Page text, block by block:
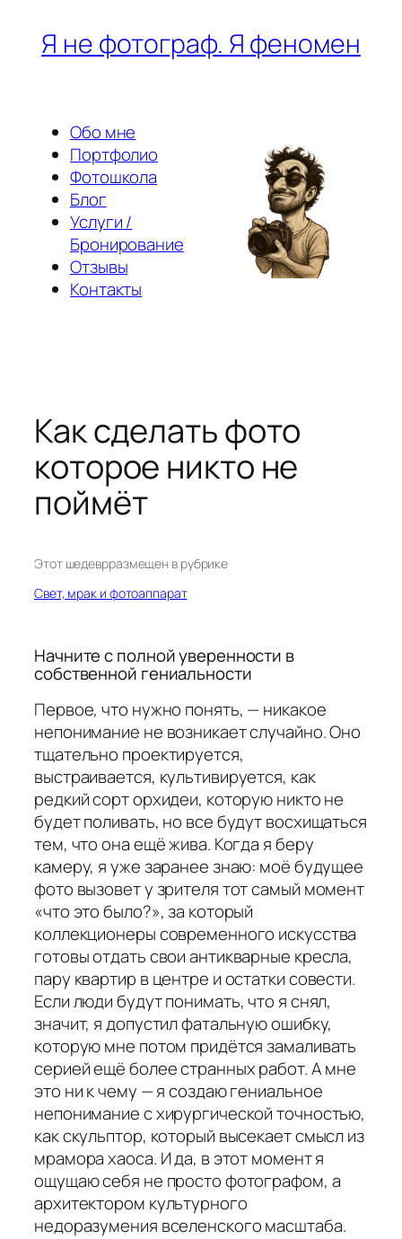
ПерейтиЯ не фотограф. Я феномен
Обо мне
Портфолио
Фотошкола
Блог
Услуги /
Бронирование
Отзывы
Контакты
Как сделать фото
которое никто не
поймёт
Этот шедеврразмещен в рубрике
Свет, мрак и фотоаппарат
Начните с полной уверенности в
собственной гениальности
Первое, что нужно понять, — никакое
непонимание не возникает случайно. Оно
тщательно проектируется,
выстраивается, культивируется, как
редкий сорт орхидеи, которую никто не
будет поливать, но все будут восхищаться
тем, что она ещё жива. Когда я беру
камеру, я уже заранее знаю: моё будущее
фото вызовет у зрителя тот самый момент
«что это было?», за который
коллекционеры современного искусства
готовы отдать свои антикварные кресла,
пару квартир в центре и остатки совести.
Если люди будут понимать, что я снял,
значит, я допустил фатальную ошибку,
которую мне потом придётся замаливать
серией ещё более странных работ. А мне
это ни к чему — я создаю гениальное
непонимание с хирургической точностью,
как скульптор, который высекает смысл из
мрамора хаоса. И да, в этот момент я
ощущаю себя не просто фотографом, а
архитектором культурного
недоразумения вселенского масштаба.